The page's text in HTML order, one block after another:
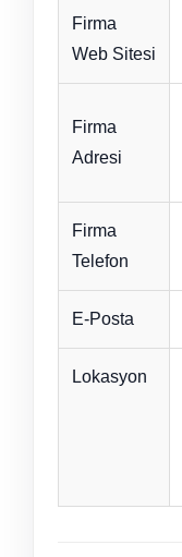
Firma
Web Sitesi
Firma
Adresi
Firma
Telefon
E-Posta
Lokasyon